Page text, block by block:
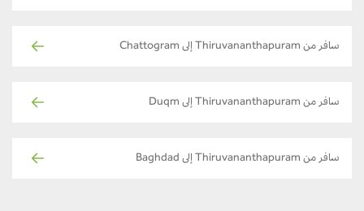
سافر من Thiruvananthapuram إلى Chattogram
سافر من Thiruvananthapuram إلى Duqm
سافر من Thiruvananthapuram إلى Baghdad